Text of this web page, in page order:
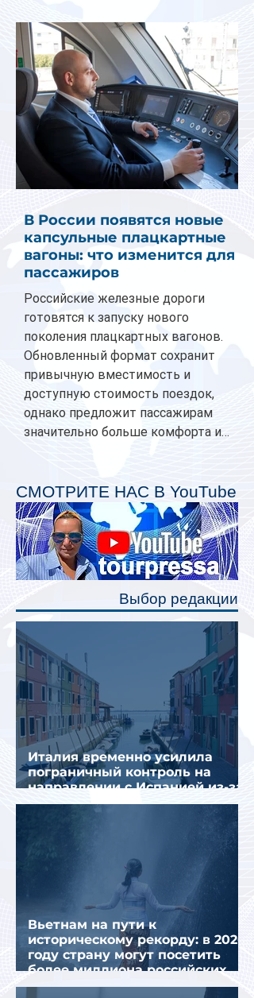
В России появятся новые
капсульные плацкартные
вагоны: что изменится для
пассажиров
Российские железные дороги
готовятся к запуску нового
поколения плацкартных вагонов.
Обновленный формат сохранит
привычную вместимость и
доступную стоимость поездок,
однако предложит пассажирам
значительно больше комфорта и
планируется начать в 2027 году.
Одним из главных нововведений
станут индивидуальные шторки у
каждого спального места. Они
позволят пассажирам закрыть свою
полку во время сна или отдыха,
СМОТРИТЕ НАС В YouTube
Выбор редакции
Италия временно усилила
пограничный контроль на
направлении с Испанией из-за
миграционного кризиса
Вьетнам на пути к
историческому рекорду: в 2026
году страну могут посетить
более миллиона российских
туристов